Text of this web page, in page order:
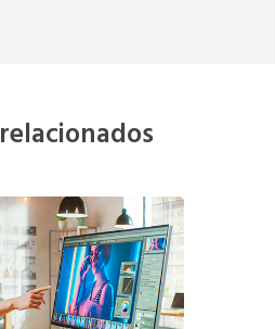
relacionados